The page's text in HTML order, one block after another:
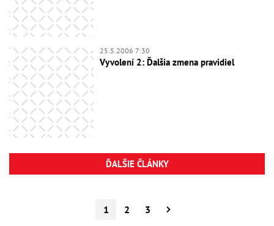
25.5.2006 7:30
Vyvolení 2: Ďalšia zmena pravidiel
ĎALŠIE ČLÁNKY
1 2 3